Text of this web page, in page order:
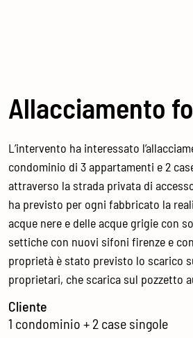
Allacciamento
L’intervento ha interessato
condominio di 3 appartamenti e 2
attraverso la strada privata di
ha previsto per ogni fabbricato la
acque nere e delle acque grigie con
settiche con nuovi sifoni firenze e
proprietà è stato previsto lo scarico
proprietari, che scarica sul pozzetto
Cliente
1 condominio + 2 case singole